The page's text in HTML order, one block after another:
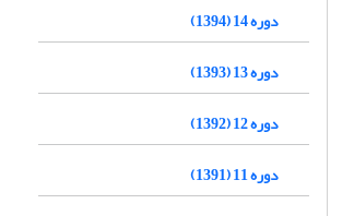
دوره 14 (1394)
دوره 13 (1393)
دوره 12 (1392)
دوره 11 (1391)